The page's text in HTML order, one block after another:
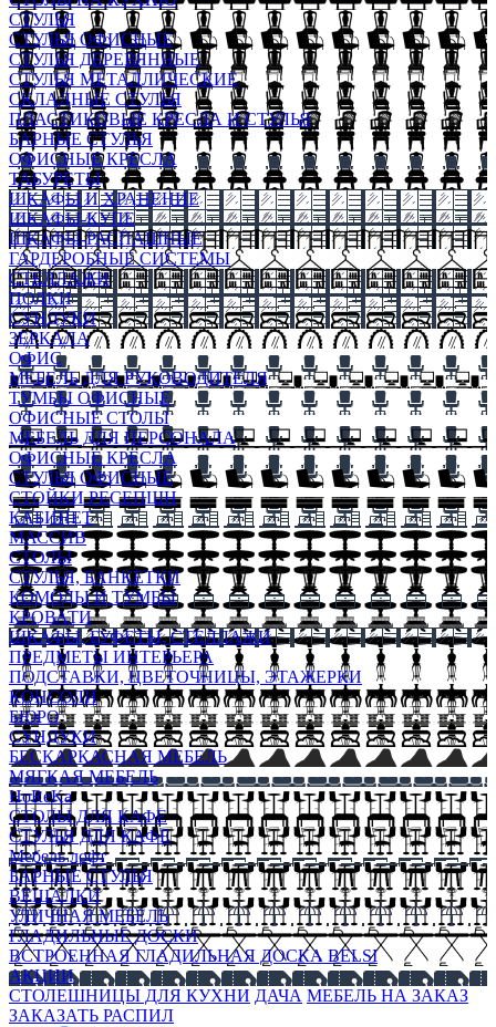
СТУЛЬЯ
СТУЛЬЯ ОФИСНЫЕ
СТУЛЬЯ ДЕРЕВЯННЫЕ
СТУЛЬЯ МЕТАЛЛИЧЕСКИЕ
СКЛАДНЫЕ СТУЛЬЯ
ПЛАСТИКОВЫЕ КРЕСЛА И СТУЛЬЯ
БАРНЫЕ СТУЛЬЯ
ОФИСНЫЕ КРЕСЛА
ТАБУРЕТЫ
ШКАФЫ И ХРАНЕНИЕ
ШКАФЫ-КУПЕ
ШКАФЫ-РАСПАШНЫЕ
ГАРДЕРОБНЫЕ СИСТЕМЫ
СТЕЛЛАЖИ
ПОЛКИ
СУНДУКИ
ЗЕРКАЛА
ОФИС
МЕБЕЛЬ ДЛЯ РУКОВОДИТЕЛЯ
ТУМБЫ ОФИСНЫЕ
ОФИСНЫЕ СТОЛЫ
МЕБЕЛЬ ДЛЯ ПЕРСОНАЛА
ОФИСНЫЕ КРЕСЛА
СТУЛЬЯ ОФИСНЫЕ
СТОЙКИ РЕСЕПШН
КАБИНЕТ
МАССИВ
СТОЛЫ
СТУЛЬЯ, БАНКЕТКИ
КОМОДЫ И ТУМБЫ
КРОВАТИ
ШКАФЫ, БУФЕТЫ, СТЕЛЛАЖИ
ПРЕДМЕТЫ ИНТЕРЬЕРА
ПОДСТАВКИ, ЦВЕТОЧНИЦЫ, ЭТАЖЕРКИ
КОНСОЛИ
БЮРО
СУНДУКИ
БЕСКАРКАСНАЯ МЕБЕЛЬ
МЯГКАЯ МЕБЕЛЬ
HoReKa
СТОЛЫ ДЛЯ КАФЕ
СТУЛЬЯ ДЛЯ КАФЕ
Мебель лофт
БАРНЫЕ СТУЛЬЯ
ВЕШАЛКИ
УЛИЧНАЯ МЕБЕЛЬ
ГЛАДИЛЬНЫЕ ДОСКИ
ВСТРОЕННАЯ ГЛАДИЛЬНАЯ ДОСКА BELSI
АКЦИИ
СТОЛЕШНИЦЫ ДЛЯ КУХНИ ДАЧА МЕБЕЛЬ НА ЗАКАЗ
ЗАКАЗАТЬ РАСПИЛ